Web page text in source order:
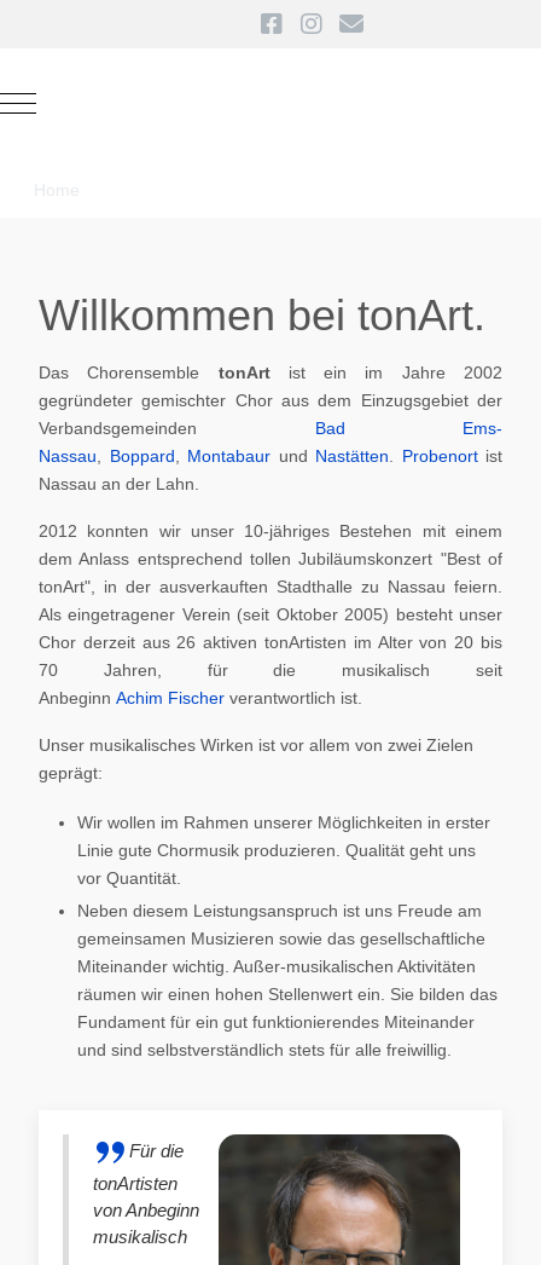
Mobile Menu Toggle
Home
Willkommen bei tonArt.
Das Chorensemble tonArt ist ein im Jahre 2002
gegründeter gemischter Chor aus dem Einzugsgebiet der
Verbandsgemeinden Bad Ems-
Nassau
Boppard Montabaur und Nastätten Probenortist
Nassau an der Lahn.
2012 konnten wir unser 10-jähriges Bestehen mit einem
dem Anlass entsprechend tollen Jubiläumskonzert "Best of
tonArt", in der ausverkauften Stadthalle zu Nassau feiern.
Als eingetragener Verein (seit Oktober 2005) besteht unser
Chor derzeit aus 26 aktiven tonArtisten im Alter von 20 bis
70 Jahren, für die musikalisch seit
Anbeginn Achim Fischer verantwortlich ist.
Unser musikalisches Wirken ist vor allem von zwei Zielen
geprägt:
Wir wollen im Rahmen unserer Möglichkeiten in erster
Linie gute Chormusik produzieren. Qualität geht uns
vor Quantität.
Neben diesem Leistungsanspruch ist uns Freude am
gemeinsamen Musizieren sowie das gesellschaftliche
Miteinander wichtig. Außer-musikalischen Aktivitäten
räumen wir einen hohen Stellenwert ein. Sie bilden das
Fundament für ein gut funktionierendes Miteinander
und sind selbstverständlich stets für alle freiwillig.
Für die
tonArtisten
von Anbeginn
musikalisch